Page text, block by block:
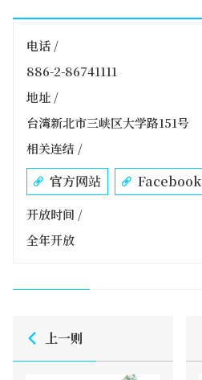
电话 /
886-2-86741111
地址 /
台湾新北市三峡区大学路151号
相关连结 /
官方网站 Facebook
开放时间 /
全年开放
上一则